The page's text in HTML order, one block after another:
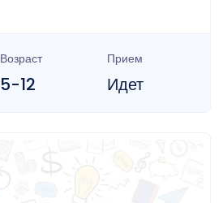
Возраст
5-12
Прием
Идет